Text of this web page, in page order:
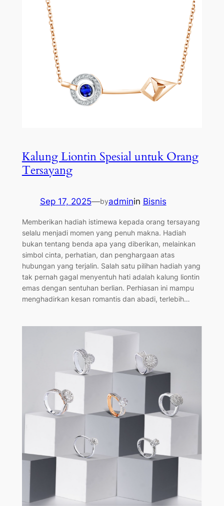
Kalung Liontin Spesial untuk Orang
Tersayang
Sep 17, 2025—byadminin Bisnis
Memberikan hadiah istimewa kepada orang tersayang
selalu menjadi momen yang penuh makna. Hadiah
bukan tentang benda apa yang diberikan, melainkan
simbol cinta, perhatian, dan penghargaan atas
hubungan yang terjalin. Salah satu pilihan hadiah yang
tak pernah gagal menyentuh hati adalah kalung liontin
emas dengan sentuhan berlian. Perhiasan ini mampu
menghadirkan kesan romantis dan abadi, terlebih…